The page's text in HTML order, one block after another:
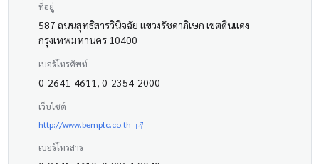
ที่อยู่
587 ถนนสุทธิสารวินิจฉัย แขวงรัชดาภิเษก เขตดินแดง
กรุงเทพมหานคร 10400
เบอร์โทรศัพท์
0-2641-4611, 0-2354-2000
เว็บไซต์
http://www.bemplc.co.th
เบอร์โทรสาร